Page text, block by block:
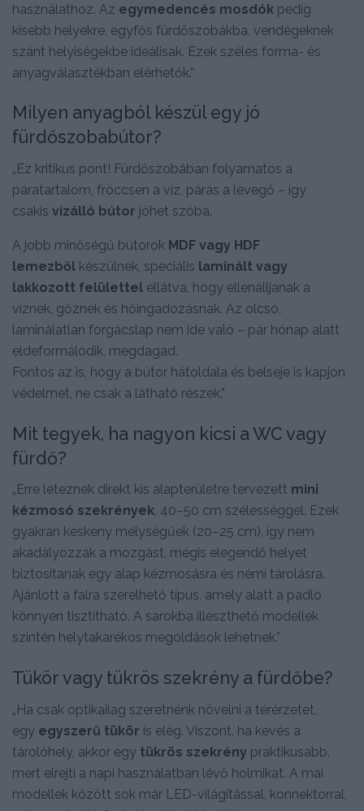
használathoz. Az egymedencés mosdók pedig
kisebb helyekre, egyfős fürdőszobákba, vendégeknek
szánt helyiségekbe ideálisak. Ezek széles forma- és
anyagválasztékban elérhetők.”
Milyen anyagból készül egy jó
fürdőszobabútor?
„Ez kritikus pont! Fürdőszobában folyamatos a
páratartalom, fröccsen a víz, párás a levegő – így
csakis vízálló bútor jöhet szóba.
A jobb minőségű bútorok MDF vagy HDF
lemezből készülnek, speciális laminált vagy
lakkozott felülettel ellátva, hogy ellenálljanak a
víznek, gőznek és hőingadozásnak. Az olcsó,
laminálatlan forgácslap nem ide való – pár hónap alatt
eldeformálódik, megdagad.
Fontos az is, hogy a bútor hátoldala és belseje is kapjon
védelmet, ne csak a látható részek.”
Mit tegyek, ha nagyon kicsi a WC vagy
fürdő?
„Erre léteznek direkt kis alapterületre tervezett mini
kézmosó szekrények, 40–50 cm szélességgel. Ezek
gyakran keskeny mélységűek (20–25 cm), így nem
akadályozzák a mozgást, mégis elegendő helyet
biztosítanak egy alap kézmosásra és némi tárolásra.
Ajánlott a falra szerelhető típus, amely alatt a padló
könnyen tisztítható. A sarokba illeszthető modellek
szintén helytakarékos megoldások lehetnek.”
Tükör vagy tükrös szekrény a fürdőbe?
„Ha csak optikailag szeretnénk növelni a térérzetet,
egy egyszerű tükör is elég. Viszont, ha kevés a
tárolóhely, akkor egy tükrös szekrény praktikusabb,
mert elrejti a napi használatban lévő holmikat. A mai
modellek között sok már LED-világítással, konnektorral,